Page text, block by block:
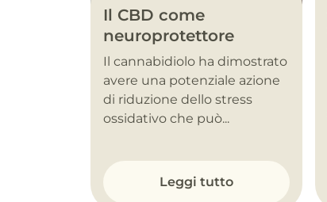
Il CBD come
neuroprotettore
Il cannabidiolo ha dimostrato
avere una potenziale azione
di riduzione dello stress
ossidativo che può...
Leggi tutto